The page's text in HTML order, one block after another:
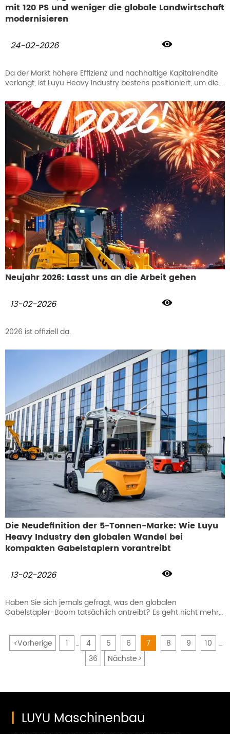
mit 120 PS und weniger die globale Landwirtschaft
modernisieren
24-02-2026

Da der Markt höhere Effizienz und nachhaltige Kapitalrendite
verlangt, ist Luyu Heavy Industry bestens positioniert, um die
Kleinbauernwirtschaft einen Weg zur Modernisierung zu
bieten, der sowohl hochwertig als auch wertsteigernd ist.
Neujahr 2026: Lasst uns an die Arbeit gehen
13-02-2026

2026 ist offiziell da.
Die Neudefinition der 5-Tonnen-Marke: Wie Luyu
Heavy Industry den globalen Wandel bei
kompakten Gabelstaplern vorantreibt
13-02-2026

Haben Sie sich jemals gefragt, was den globalen
Gabelstapler-Boom tatsächlich antreibt? Es geht nicht mehr
exportierte 545.000 Gabelstapler, ein Plus von 13,4 %. Aber
hier ist, was wirklich auf Ihrem Radar sein sollte: Sieben von
zehn dieser Maschinen waren kompakte Modelle unter 5
Neugestaltung des Marktes.
<Vorherige 1 ... 4 5 6 7 8 9 10 ...
36 Nächste>
| LUYU Maschinenbau